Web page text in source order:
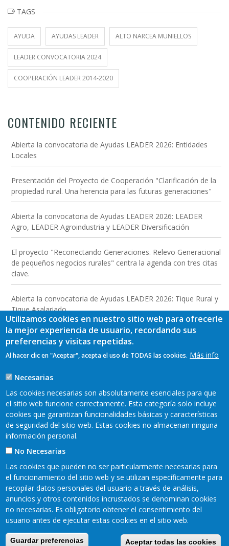
TAGS
AYUDA AYUDAS LEADER ALTO NARCEA MUNIELLOS
LEADER CONVOCATORIA 2024
COOPERACIÓN LEADER 2014-2020
CONTENIDO RECIENTE
Abierta la convocatoria de Ayudas LEADER 2026: Entidades
Locales
Presentación del Proyecto de Cooperación "Clarificación de la
propiedad rural. Una herencia para las futuras generaciones"
Abierta la convocatoria de Ayudas LEADER 2026: LEADER
Agro, LEADER Agroindustria y LEADER Diversificación
El proyecto "Reconectando Generaciones. Relevo Generacional
de pequeños negocios rurales" centra la agenda con tres citas
clave.
Abierta la convocatoria de Ayudas LEADER 2026: Tique Rural y
Tique Asalariado
Pie
de
Mapa web
Aviso legal
Política de privacidad
Cookies
Accesibilidad
Utilizamos cookies en nuestro sitio web para ofrecerle
la mejor experiencia de usuario, recordando sus
preferencias y visitas repetidas.
Al hacer clic en "Aceptar", acepta el uso de TODAS las cookies. Más info
Necesarias
Las cookies necesarias son absolutamente esenciales para que
el sitio web funcione correctamente. Esta categoría solo incluye
cookies que garantizan funcionalidades básicas y características
de seguridad del sitio web. Estas cookies no almacenan ninguna
información personal.
No Necesarias
Las cookies que pueden no ser particularmente necesarias para
el funcionamiento del sitio web y se utilizan específicamente para
recopilar datos personales del usuario a través de análisis,
anuncios y otros contenidos incrustados se denominan cookies
no necesarias. Es obligatorio obtener el consentimiento del
usuario antes de ejecutar estas cookies en el sitio web.
Guardar preferencias Aceptar todas las cookies